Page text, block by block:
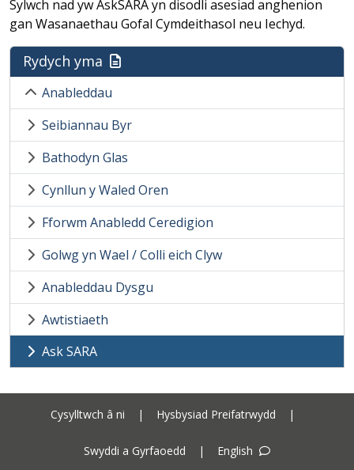
Sylwch nad yw AskSARA yn disodli asesiad anghenion
gan Wasanaethau Gofal Cymdeithasol neu Iechyd.
Rydych yma
Anableddau
Seibiannau Byr
Bathodyn Glas
Cynllun y Waled Oren
Fforwm Anabledd Ceredigion
Golwg yn Wael / Colli eich Clyw
Anableddau Dysgu
Awtistiaeth
Ask SARA
Cysylltwch â ni | Hysbysiad Preifatrwydd |
Swyddi a Gyrfaoedd | English